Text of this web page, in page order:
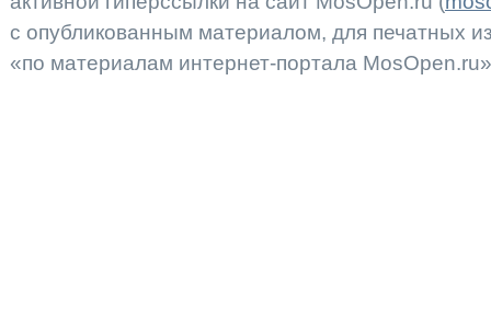
с опубликованным материалом, для печатных
«по материалам интернет-портала